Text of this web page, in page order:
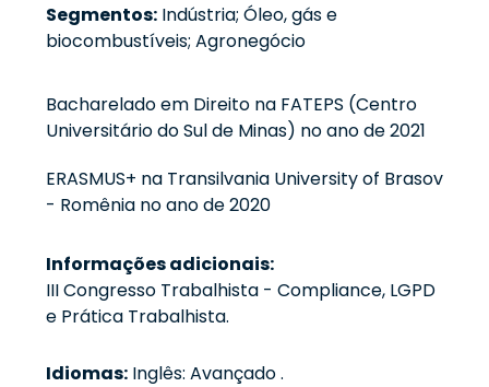
Segmentos: Indústria; Óleo, gás e
biocombustíveis; Agronegócio
Bacharelado em Direito na FATEPS (Centro
Universitário do Sul de Minas) no ano de 2021
ERASMUS+ na Transilvania University of Brasov
- Romênia no ano de 2020
Informações adicionais:
III Congresso Trabalhista - Compliance, LGPD
e Prática Trabalhista.
Idiomas: Inglês: Avançado .